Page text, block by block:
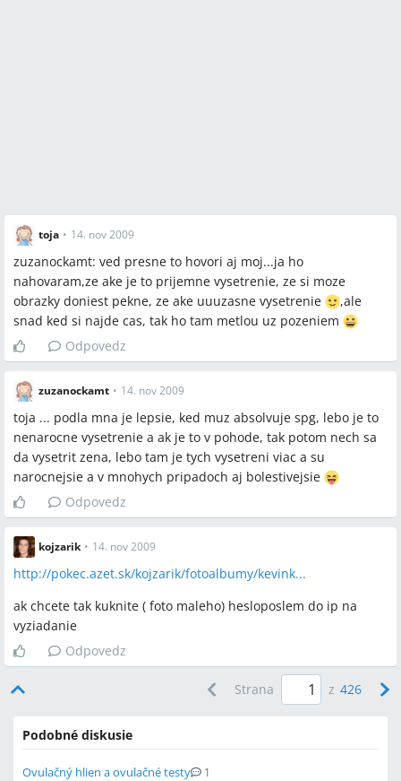
toja • 14. nov 2009
zuzanockamt: ved presne to hovori aj moj...ja ho
nahovaram,ze ake je to prijemne vysetrenie, ze si moze
obrazky doniest pekne, ze ake uuuzasne vysetrenie
,ale
snad ked si najde cas, tak ho tam metlou uz pozeniem
Odpovedz
zuzanockamt • 14. nov 2009
toja ... podla mna je lepsie, ked muz absolvuje spg, lebo je to
nenarocne vysetrenie a ak je to v pohode, tak potom nech sa
da vysetrit zena, lebo tam je tych vysetreni viac a su
narocnejsie a v mnohych pripadoch aj bolestivejsie
Odpovedz
kojzarik • 14. nov 2009
http://pokec.azet.sk/kojzarik/fotoalbumy/kevink...
ak chcete tak kuknite ( foto maleho) hesloposlem do ip na
vyziadanie
Odpovedz
Strana z 426
Podobné diskusie
Ovulačný hlien a ovulačné testy 1